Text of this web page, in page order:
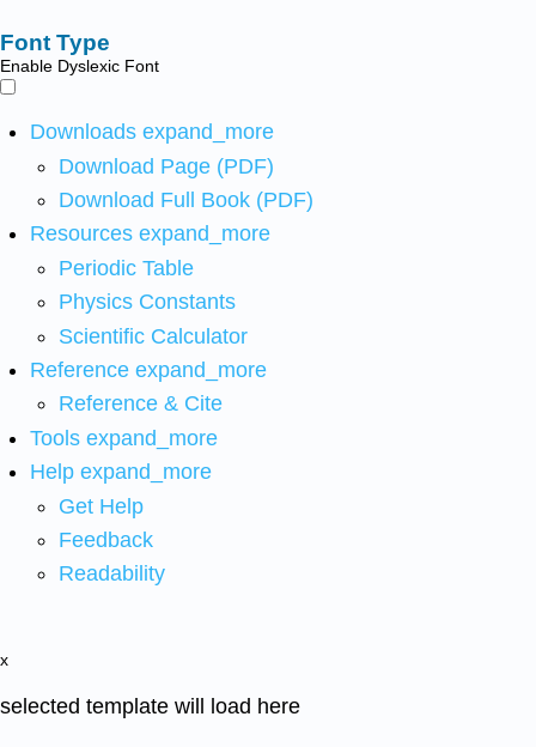
Font Type
Enable Dyslexic Font
Downloads expand_more
Download Page (PDF)
Download Full Book (PDF)
Resources expand_more
Periodic Table
Physics Constants
Scientific Calculator
Reference expand_more
Reference & Cite
Tools expand_more
Help expand_more
Get Help
Feedback
Readability
x
selected template will load here